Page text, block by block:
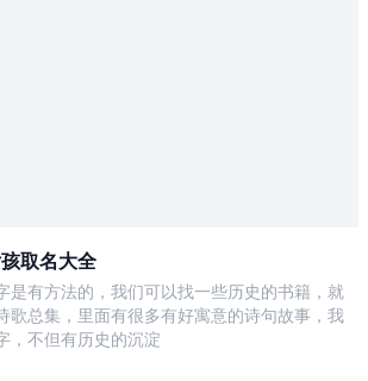
取名大全
是有方法的，我们可以找一些历史的书籍，就
歌总集，里面有很多有好寓意的诗句故事，我
，不但有历史的沉淀